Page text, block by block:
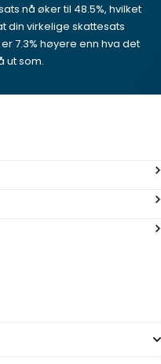
nå øker til 48.5%, hvilket
din virkelige skattesats
7.3% høyere enn hva det
ut som.